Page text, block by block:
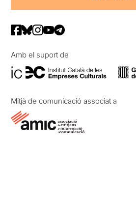
Amb el suport de
Mitjà de comunicació associat a